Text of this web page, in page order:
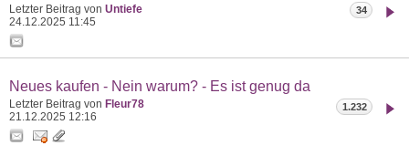
Letzter Beitrag von Untiefe
24.12.2025 11:45
34
Neues kaufen - Nein warum? - Es ist genug da
Letzter Beitrag von Fleur78
21.12.2025 12:16
1.232